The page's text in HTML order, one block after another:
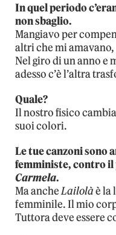
In quel periodo
non sbaglio.
Mangiavo per
altri che mi amavano,
Nel giro di un anno e
adesso c’è l’altra
Quale?
Il nostro fisico
suoi colori.
Le tue canzoni sono
femministe, contro il
Carmela.
Ma ancheLailolàè la
femminile. Il mio
Tuttora deve essere